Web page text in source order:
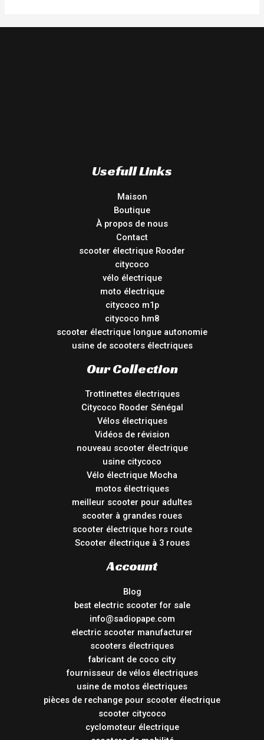
Usefull Links
Maison
Boutique
À propos de nous
Contact
scooter électrique Rooder
citycoco
vélo électrique
moto électrique
citycoco m1p
citycoco hm8
scooter électrique longue autonomie
usine de scooters électriques
Our Collection
Trottinettes électriques
Citycoco Rooder Sénégal
Vélos électriques
Vidéos de révision
nouveau scooter électrique
usine citycoco
Vélo électrique Mocha
motos électriques
meilleur scooter pour adultes
scooter à grandes roues
scooter électrique hors route
Scooter électrique à 3 roues
Account
Blog
best electric scooter for sale
info@sadiopape.com
electric scooter manufacturer
scooters électriques
fabricant de coco city
fournisseur de vélos électriques
usine de motos électriques
pièces de rechange pour scooter électrique
scooter citycoco
cyclomoteur électrique